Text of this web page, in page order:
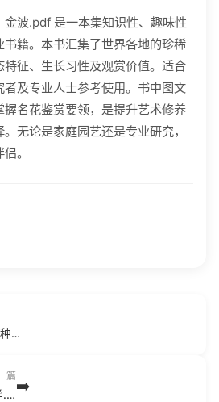
金波.pdf 是一本集知识性、趣味性
籍。本书汇集了世界各地的珍稀
特征、生长习性及观赏价值。适合
者及专业人士参考使用。书中图文
名花鉴赏要领，是提升艺术修养
无论是家庭园艺还是专业研究，
。
《世界最美丽的560种动物-2》主编：溥奎.pdf
篇
高考学霸笔记 文科数学.pdf➡️